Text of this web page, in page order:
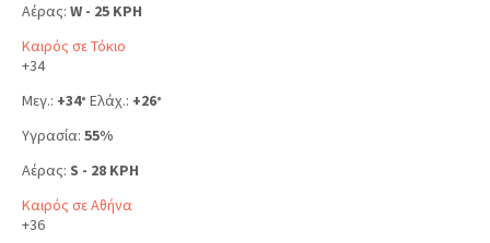
Αέρας: W - 25 KPH
Καιρός σε Τόκιο
+34
Μεγ.: +34° Ελάχ.: +26°
Υγρασία: 55%
Αέρας: S - 28 KPH
Καιρός σε Αθήνα
+36